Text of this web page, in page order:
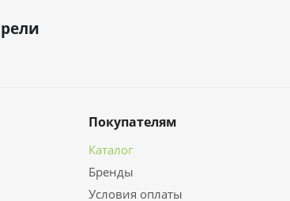
Покупателям
Каталог
Бренды
Условия оплаты